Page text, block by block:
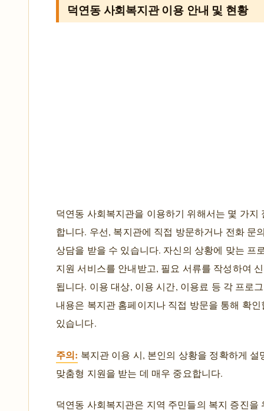
덕연동 사회복지관 이용 안내 및 현황
덕연동 사회복지관을 이용하기 위해서는 몇 가지
합니다. 우선, 복지관에 직접 방문하거나 전화 문
상담을 받을 수 있습니다. 자신의 상황에 맞는 프
지원 서비스를 안내받고, 필요 서류를 작성하여
됩니다. 이용 대상, 이용 시간, 이용료 등 각 프로
내용은 복지관 홈페이지나 직접 방문을 통해 확인
있습니다.
주의: 복지관 이용 시, 본인의 상황을 정확하게 설
맞춤형 지원을 받는 데 매우 중요합니다.
덕연동 사회복지관은 지역 주민들의 복지 증진을